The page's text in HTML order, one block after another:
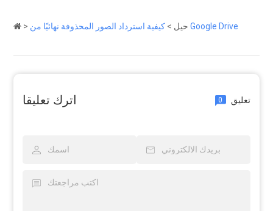
> حيل > كيفية استرداد الصور المحذوفة نهائيًا من Google Drive
اترك تعليقا 0 تعليق